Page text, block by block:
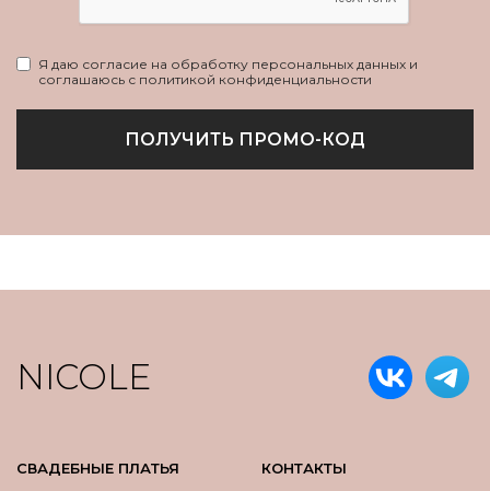
Я даю согласие на обработку персональных данных и
соглашаюсь с политикой конфиденциальности
ПОЛУЧИТЬ ПРОМО-КОД
NICOLE
СВАДЕБНЫЕ ПЛАТЬЯ
КОНТАКТЫ